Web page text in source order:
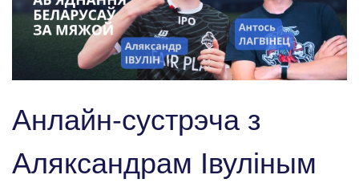
Анлайн-сустрэча з
Аляксандрам Івуліным